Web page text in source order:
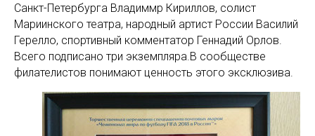
Санкт-Петербурга Владиммр Кириллов, солист
Мариинского театра, народный артист России Василий
Герелло, спортивный комментатор Геннадий Орлов.
Всего подписано три экземпляра.В сообществе
филателистов понимают ценность этого эксклюзива.